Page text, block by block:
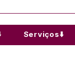
Serviços⬇️